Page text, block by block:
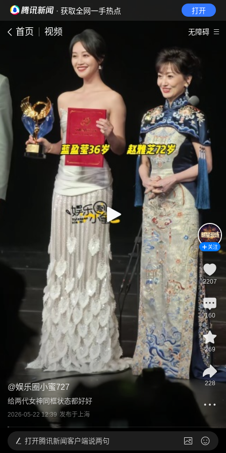
· 获取全网一手热点 打开
首页 视频 无障碍
@娱乐圈小蜜727
给两代女神同框状态都好好
2026-05-22 12:39 发布于上海
关注
2207
160
269
228
打开腾讯新闻客户端说两句